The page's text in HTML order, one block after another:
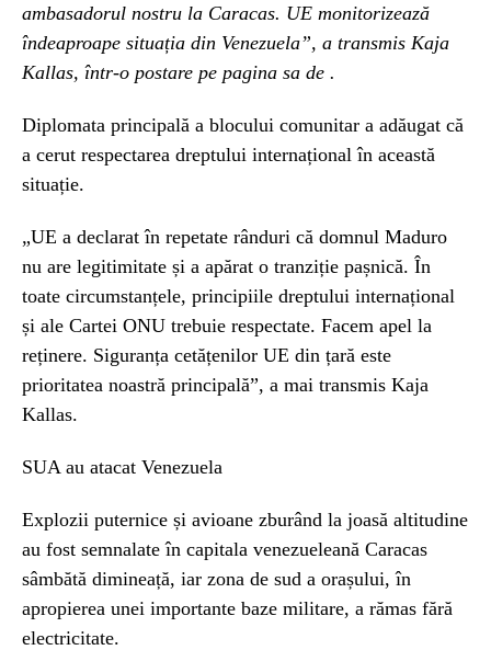
ambasadorul nostru la Caracas. UE monitorizează
îndeaproape situația din Venezuela”, a transmis Kaja
Kallas, într-o postare pe pagina sa de .
Diplomata principală a blocului comunitar a adăugat că
a cerut respectarea dreptului internațional în această
situație.
„UE a declarat în repetate rânduri că domnul Maduro
nu are legitimitate și a apărat o tranziție pașnică. În
toate circumstanțele, principiile dreptului internațional
și ale Cartei ONU trebuie respectate. Facem apel la
reținere. Siguranța cetățenilor UE din țară este
prioritatea noastră principală”, a mai transmis Kaja
Kallas.
SUA au atacat Venezuela
Explozii puternice și avioane zburând la joasă altitudine
au fost semnalate în capitala venezueleană Caracas
sâmbătă dimineață, iar zona de sud a orașului, în
apropierea unei importante baze militare, a rămas fără
electricitate.